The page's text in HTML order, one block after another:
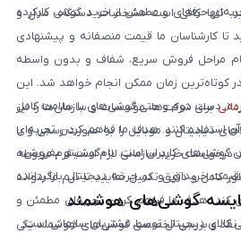
حرفه‌ای و مطمئن از خرید گوشی کارکرده
تنها کافی است مشخصات دستگاه، مدل و
تا کارشناسان ما قیمت منصفانه و پیشنهادی
مراحل فروش سریع، شفاف و بدون واسطه
کوتاه‌ترین زمان ممکن انجام خواهد شد. این
دست دوم و حتی گوشی‌های با سلامت کامل
آن استفاده کنند. هدف ما فراهم کردن تجربه‌ای
گوشی‌های کاربران است. با «گوشیتو بفروش»،
خریداری و در چرخه دیجیتال بازگردانده
برای شرکت‌ها، مؤسسات و سازمان‌ها را نیز
دیجیتال و موبایل را به صورت رسمی و با
درخواست خرید سازمانی لازم است فرم مربوطه
کامل و دقیق تکمیل نمایید تا تیم ما بتواند
کند. هدف ما فراهم کردن تجربه‌ای مطمئن و
کالای دیجیتال توسط مشتریان سازمانی است.
گوشی‌های هوشمند
نقد و بررسی تخصصی گوشی‌های هوشمند یکی